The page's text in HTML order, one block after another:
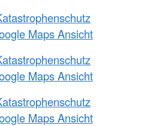
Maps Ansicht
Maps Ansicht
Maps Ansicht